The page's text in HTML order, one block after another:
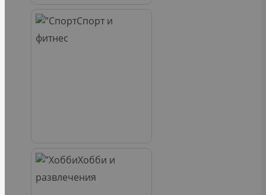
Спорт и
фитнес
Хобби и
развлечения